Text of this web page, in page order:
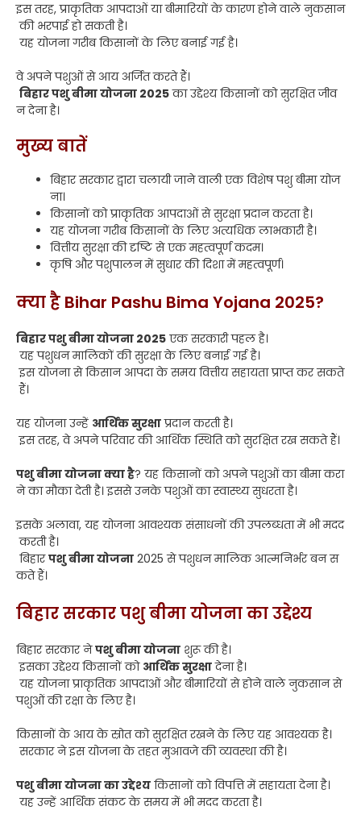
इस तरह, प्राकृतिक आपदाओं या बीमारियों के कारण होने वाले नुकसान
की भरपाई हो सकती है।
यह योजना गरीब किसानों के लिए बनाई गई है।
वे अपने पशुओं से आय अर्जित करते हैं।
बिहार पशु बीमा योजना 2025का उद्देश्य किसानों को सुरक्षित जीव
न देना है।
मुख्य बातें
बिहार सरकार द्वारा चलायी जाने वाली एक विशेष पशु बीमा योज
ना।
किसानों को प्राकृतिक आपदाओं से सुरक्षा प्रदान करता है।
यह योजना गरीब किसानों के लिए अत्यधिक लाभकारी है।
वित्तीय सुरक्षा की दृष्टि से एक महत्वपूर्ण कदम।
कृषि और पशुपालन में सुधार की दिशा में महत्वपूर्ण।
क्या है Bihar Pashu Bima Yojana 2025?
बिहार पशु बीमा योजना 2025 एक सरकारी पहल है।
यह पशुधन मालिकों की सुरक्षा के लिए बनाई गई है।
इस योजना से किसान आपदा के समय वित्तीय सहायता प्राप्त कर सकते
हैं।
यह योजना उन्हें आर्थिक सुरक्षाप्रदान करती है।
इस तरह, वे अपने परिवार की आर्थिक स्थिति को सुरक्षित रख सकते हैं।
पशु बीमा योजना क्या है? यह किसानों को अपने पशुओं का बीमा करा
ने का मौका देती है। इससे उनके पशुओं का स्वास्थ्य सुधरता है।
इसके अलावा, यह योजना आवश्यक संसाधनों की उपलब्धता में भी मदद
करती है।
बिहारपशु बीमा योजना 2025 से पशुधन मालिक आत्मनिर्भर बन स
कते हैं।
बिहार सरकार पशु बीमा योजना का उद्देश्य
बिहार सरकार नेपशु बीमा योजना शुरू की है।
इसका उद्देश्य किसानों को आर्थिक सुरक्षादेना है।
यह योजना प्राकृतिक आपदाओं और बीमारियों से होने वाले नुकसान से
पशुओं की रक्षा के लिए है।
किसानों के आय के स्रोत को सुरक्षित रखने के लिए यह आवश्यक है।
सरकार ने इस योजना के तहत मुआवजे की व्यवस्था की है।
पशु बीमा योजना का उद्देश्य किसानों को विपत्ति में सहायता देना है।
यह उन्हें आर्थिक संकट के समय में भी मदद करता है।